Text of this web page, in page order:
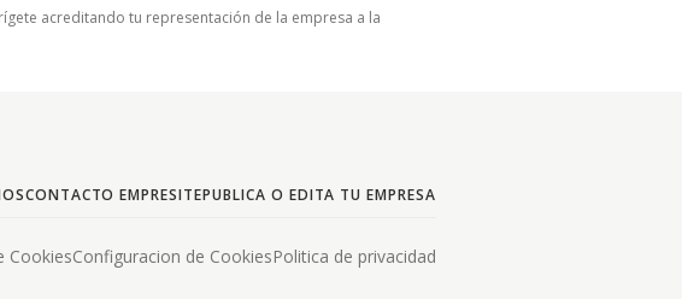
acreditando tu representación de la empresa a la
CONTACTO EMPRESITEPUBLICA O EDITA TU EMPRESA
CookiesConfiguracion de CookiesPolitica de privacidad